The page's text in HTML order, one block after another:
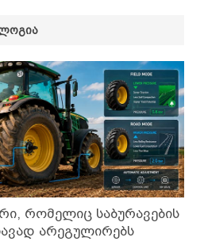
რომელიც საბურავების
არეგულირებს